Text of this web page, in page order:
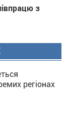
з
регіонах